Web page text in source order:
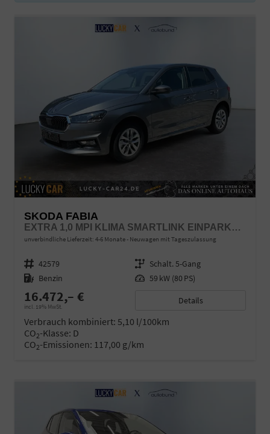
SKODA FABIA
EXTRA 1,0 MPI KLIMA SMARTLINK EINPARKHILFE 5J GARANTIE LED SCHEINWERFER BLUETOOTH
unverbindliche Lieferzeit: 4-6 Monate Neuwagen mit Tageszulassung
Fahrzeugnr. 42579 Getriebe Schalt. 5-Gang
Kraftstoff Benzin Leistung 59 kW (80 PS)
16.472,– €
incl. 19% MwSt.
Details
Verbrauch kombiniert: 5,10 l/100km
CO2-Klasse: D
CO2-Emissionen: 117,00 g/km